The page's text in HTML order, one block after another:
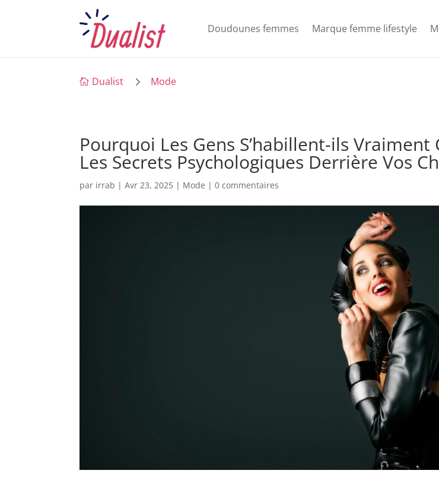
Doudounes femmes Marque femme lifestyle
 Dualist 5 Mode
Pourquoi Les Gens S’habillent-ils Vraiment
Les Secrets Psychologiques Derrière Vos
par irrab |Avr 23, 2025 | Mode |0 commentaires